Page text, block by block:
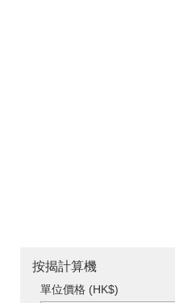
按揭計算機
單位價格 (HK$)